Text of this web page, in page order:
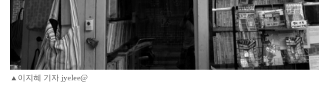
▲이지혜 기자 jyelee@